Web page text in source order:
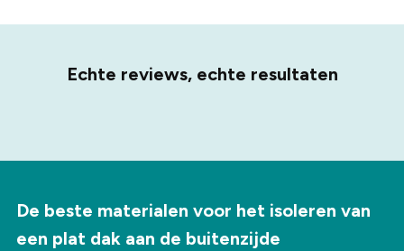
Echte reviews, echte resultaten
De beste materialen voor het isoleren van
een plat dak aan de buitenzijde